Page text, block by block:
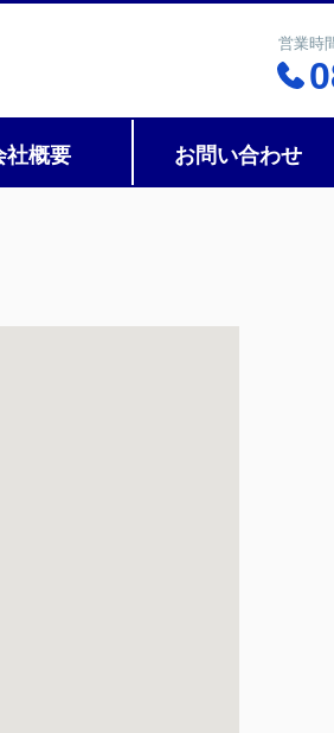
営業時
社概要 お問い合わせ